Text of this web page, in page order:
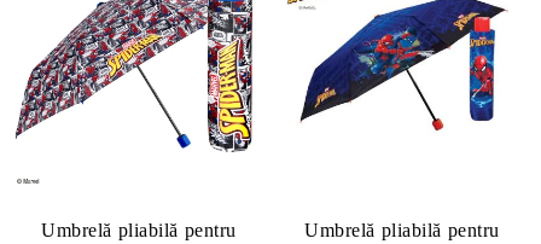
Umbrelă pliabilă pentru
Umbrelă pliabilă pentru